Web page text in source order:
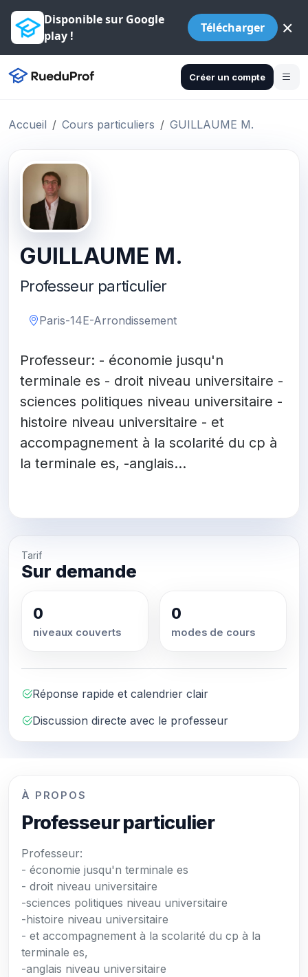
Disponible sur Google
play !
Télécharger ×
Créer un compte
Accueil Cours particuliers GUILLAUME M.
GUILLAUME M.
Professeur particulier
Paris-14E-Arrondissement
Professeur: - économie jusqu'n
terminale es - droit niveau universitaire -
sciences politiques niveau universitaire -
histoire niveau universitaire - et
accompagnement à la scolarité du cp à
la terminale es, -anglais...
Tarif
Sur demande
0
niveaux couverts
0
modes de cours
Réponse rapide et calendrier clair
Discussion directe avec le professeur
À PROPOS
Professeur particulier
Professeur:
- économie jusqu'n terminale es
- droit niveau universitaire
-sciences politiques niveau universitaire
-histoire niveau universitaire
- et accompagnement à la scolarité du cp à la
terminale es,
-anglais niveau universitaire